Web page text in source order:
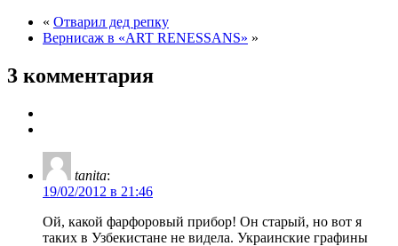
« Отварил дед репку
Вернисаж в «ART RENESSANS» »
3 комментария
tanita:
19/02/2012 в 21:46
Ой, какой фарфоровый прибор! Он старый, но вот я
таких в Узбекистане не видела. Украинские графины